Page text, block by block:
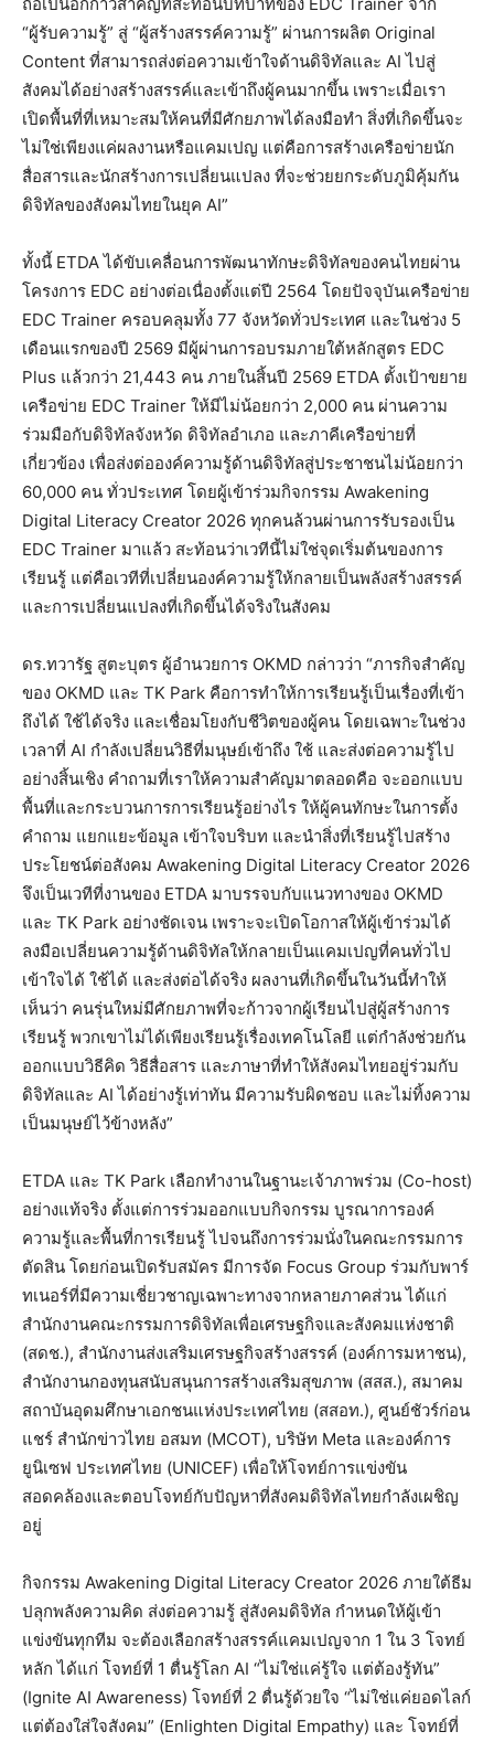
“ผู้รับความรู้” สู่ “ผู้สร้างสรรค์ความรู้” ผ่านการผลิต Original
Content ที่สามารถส่งต่อความเข้าใจด้านดิจิทัลและ AI ไปสู่
สังคมได้อย่างสร้างสรรค์และเข้าถึงผู้คนมากขึ้น เพราะเมื่อเรา
เปิดพื้นที่ที่เหมาะสมให้คนที่มีศักยภาพได้ลงมือทำ สิ่งที่เกิดขึ้นจะ
ไม่ใช่เพียงแค่ผลงานหรือแคมเปญ แต่คือการสร้างเครือข่ายนัก
สื่อสารและนักสร้างการเปลี่ยนแปลง ที่จะช่วยยกระดับภูมิคุ้มกัน
ดิจิทัลของสังคมไทยในยุค AI”
ทั้งนี้ ETDA ได้ขับเคลื่อนการพัฒนาทักษะดิจิทัลของคนไทยผ่าน
โครงการ EDC อย่างต่อเนื่องตั้งแต่ปี 2564 โดยปัจจุบันเครือข่าย
EDC Trainer ครอบคลุมทั้ง 77 จังหวัดทั่วประเทศ และในช่วง 5
เดือนแรกของปี 2569 มีผู้ผ่านการอบรมภายใต้หลักสูตร EDC
Plus แล้วกว่า 21,443 คน ภายในสิ้นปี 2569 ETDA ตั้งเป้าขยาย
เครือข่าย EDC Trainer ให้มีไม่น้อยกว่า 2,000 คน ผ่านความ
ร่วมมือกับดิจิทัลจังหวัด ดิจิทัลอำเภอ และภาคีเครือข่ายที่
เกี่ยวข้อง เพื่อส่งต่อองค์ความรู้ด้านดิจิทัลสู่ประชาชนไม่น้อยกว่า
60,000 คน ทั่วประเทศ โดยผู้เข้าร่วมกิจกรรม Awakening
Digital Literacy Creator 2026 ทุกคนล้วนผ่านการรับรองเป็น
EDC Trainer มาแล้ว สะท้อนว่าเวทีนี้ไม่ใช่จุดเริ่มต้นของการ
เรียนรู้ แต่คือเวทีที่เปลี่ยนองค์ความรู้ให้กลายเป็นพลังสร้างสรรค์
และการเปลี่ยนแปลงที่เกิดขึ้นได้จริงในสังคม
ดร.ทวารัฐ สูตะบุตร ผู้อำนวยการ OKMD กล่าวว่า “ภารกิจสำคัญ
ของ OKMD และ TK Park คือการทำให้การเรียนรู้เป็นเรื่องที่เข้า
ถึงได้ ใช้ได้จริง และเชื่อมโยงกับชีวิตของผู้คน โดยเฉพาะในช่วง
เวลาที่ AI กำลังเปลี่ยนวิธีที่มนุษย์เข้าถึง ใช้ และส่งต่อความรู้ไป
อย่างสิ้นเชิง คำถามที่เราให้ความสำคัญมาตลอดคือ จะออกแบบ
พื้นที่และกระบวนการการเรียนรู้อย่างไร ให้ผู้คนทักษะในการตั้ง
คำถาม แยกแยะข้อมูล เข้าใจบริบท และนำสิ่งที่เรียนรู้ไปสร้าง
ประโยชน์ต่อสังคม Awakening Digital Literacy Creator 2026
จึงเป็นเวทีที่งานของ ETDA มาบรรจบกับแนวทางของ OKMD
และ TK Park อย่างชัดเจน เพราะจะเปิดโอกาสให้ผู้เข้าร่วมได้
ลงมือเปลี่ยนความรู้ด้านดิจิทัลให้กลายเป็นแคมเปญที่คนทั่วไป
เข้าใจได้ ใช้ได้ และส่งต่อได้จริง ผลงานที่เกิดขึ้นในวันนี้ทำให้
เห็นว่า คนรุ่นใหม่มีศักยภาพที่จะก้าวจากผู้เรียนไปสู่ผู้สร้างการ
เรียนรู้ พวกเขาไม่ได้เพียงเรียนรู้เรื่องเทคโนโลยี แต่กำลังช่วยกัน
ออกแบบวิธีคิด วิธีสื่อสาร และภาษาที่ทำให้สังคมไทยอยู่ร่วมกับ
ดิจิทัลและ AI ได้อย่างรู้เท่าทัน มีความรับผิดชอบ และไม่ทิ้งความ
เป็นมนุษย์ไว้ข้างหลัง”
ETDA และ TK Park เลือกทำงานในฐานะเจ้าภาพร่วม (Co-host)
อย่างแท้จริง ตั้งแต่การร่วมออกแบบกิจกรรม บูรณาการองค์
ความรู้และพื้นที่การเรียนรู้ ไปจนถึงการร่วมนั่งในคณะกรรมการ
ตัดสิน โดยก่อนเปิดรับสมัคร มีการจัด Focus Group ร่วมกับพาร์
ทเนอร์ที่มีความเชี่ยวชาญเฉพาะทางจากหลายภาคส่วน ได้แก่
สำนักงานคณะกรรมการดิจิทัลเพื่อเศรษฐกิจและสังคมแห่งชาติ
(สดช.), สำนักงานส่งเสริมเศรษฐกิจสร้างสรรค์ (องค์การมหาชน),
สำนักงานกองทุนสนับสนุนการสร้างเสริมสุขภาพ (สสส.), สมาคม
สถาบันอุดมศึกษาเอกชนแห่งประเทศไทย (สสอท.), ศูนย์ชัวร์ก่อน
แชร์ สำนักข่าวไทย อสมท (MCOT), บริษัท Meta และองค์การ
ยูนิเซฟ ประเทศไทย (UNICEF) เพื่อให้โจทย์การแข่งขัน
สอดคล้องและตอบโจทย์กับปัญหาที่สังคมดิจิทัลไทยกำลังเผชิญ
อยู่
กิจกรรม Awakening Digital Literacy Creator 2026 ภายใต้ธีม
ปลุกพลังความคิด ส่งต่อความรู้ สู่สังคมดิจิทัล กำหนดให้ผู้เข้า
แข่งขันทุกทีม จะต้องเลือกสร้างสรรค์แคมเปญจาก 1 ใน 3 โจทย์
หลัก ได้แก่ โจทย์ที่ 1 ตื่นรู้โลก AI “ไม่ใช่แค่รู้ใจ แต่ต้องรู้ทัน”
(Ignite AI Awareness) โจทย์ที่ 2 ตื่นรู้ด้วยใจ “ไม่ใช่แค่ยอดไลก์
แต่ต้องใส่ใจสังคม” (Enlighten Digital Empathy) และ โจทย์ที่